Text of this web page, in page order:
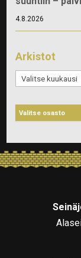
4.8.2026
Arkistot
Arkistot